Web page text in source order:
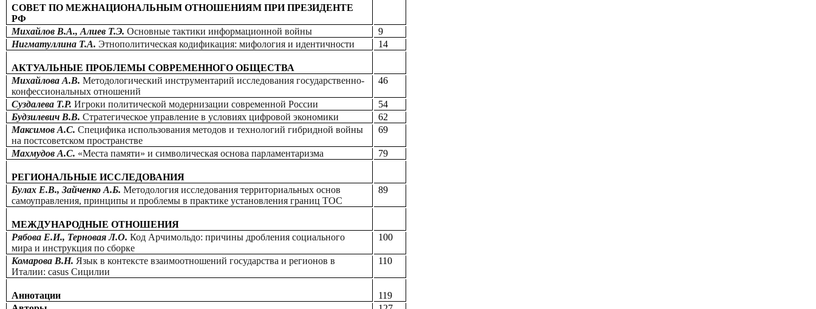
СОВЕТ ПО МЕЖНАЦИОНАЛЬНЫМ ОТНОШЕНИЯМ ПРИ ПРЕЗИДЕНТЕ
РФ
Михайлов В.А., Алиев Т.Э. Основные тактики информационной войны
9
Нигматуллина Т.А. Этнополитическая кодификация: мифология и идентичности 14
АКТУАЛЬНЫЕ ПРОБЛЕМЫ СОВРЕМЕННОГО ОБЩЕСТВА
Михайлова А.В. Методологический инструментарий исследования государственно-
конфессиональных отношений
46
Суздалева Т.Р. Игроки политической модернизации современной России
54
Будзилевич В.В. Стратегическое управление в условиях цифровой экономики
62
Максимов А.С. Специфика использования методов и технологий гибридной войны
на постсоветском пространстве
69
Махмудов А.С. «Места памяти» и символическая основа парламентаризма 79
РЕГИОНАЛЬНЫЕ ИССЛЕДОВАНИЯ
Булах Е.В., Зайченко А.Б. Методология исследования территориальных основ
самоуправления, принципы и проблемы в практике установления границ ТОС
89
МЕЖДУНАРОДНЫЕ ОТНОШЕНИЯ
Рябова Е.И., Терновая Л.О. Код Арчимольдо: причины дробления социального
мира и инструкция по сборке
100
Комарова В.Н. Язык в контексте взаимоотношений государства и регионов в
Италии: casus Сицилии
110
Аннотации
119